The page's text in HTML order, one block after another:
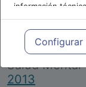
información
meramente
profesionales
cada caso
necesidades del
Repositorio
Salud
2013